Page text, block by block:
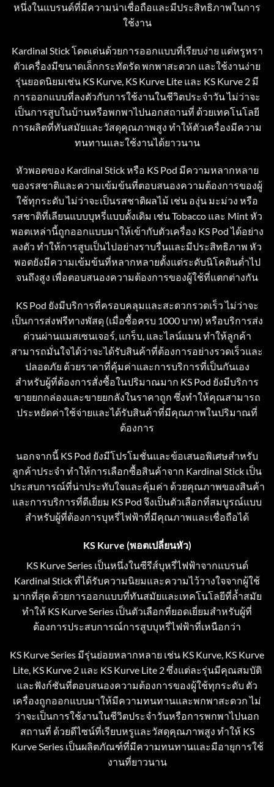
หนึ่งในแบรนด์ที่มีความน่าเชื่อถือและมีประสิทธิภาพในการ
ใช้งาน
Kardinal Stick โดดเด่นด้วยการออกแบบที่เรียบง่าย แต่หรูหรา
ตัวเครื่องมีขนาดเล็กกระทัดรัด พกพาสะดวก และใช้งานง่าย
รุ่นยอดนิยมเช่น KS Kurve, KS Kurve Lite และ KS Kurve 2 มี
การออกแบบที่ลงตัวกับการใช้งานในชีวิตประจำวัน ไม่ว่าจะ
เป็นการสูบในบ้านหรือพกพาไปนอกสถานที่ ด้วยเทคโนโลยี
การผลิตที่ทันสมัยและวัสดุคุณภาพสูง ทำให้ตัวเครื่องมีความ
ทนทานและใช้งานได้ยาวนาน
หัวพอตของ Kardinal Stick หรือ KS Pod มีความหลากหลาย
ของรสชาติและความเข้มข้นที่ตอบสนองความต้องการของผู้
ใช้ทุกระดับ ไม่ว่าจะเป็นรสชาติผลไม้ เช่น องุ่น มะม่วง หรือ
รสชาติที่เลียนแบบบุหรี่แบบดั้งเดิม เช่น Tobacco และ Mint หัว
พอตเหล่านี้ถูกออกแบบมาให้เข้ากับตัวเครื่อง KS Pod ได้อย่าง
ลงตัว ทำให้การสูบเป็นไปอย่างราบรื่นและมีประสิทธิภาพ หัว
พอตยังมีความเข้มข้นที่หลากหลายตั้งแต่ระดับนิโคตินต่ำไป
จนถึงสูง เพื่อตอบสนองความต้องการของผู้ใช้ที่แตกต่างกัน
KS Pod ยังมีบริการที่ครอบคลุมและสะดวกรวดเร็ว ไม่ว่าจะ
เป็นการส่งฟรีทางพัสดุ (เมื่อซื้อครบ 1000 บาท) หรือบริการส่ง
ด่วนผ่านแมสเซนเจอร์, แกร็บ, และไลน์แมน ทำให้ลูกค้า
สามารถมั่นใจได้ว่าจะได้รับสินค้าที่ต้องการอย่างรวดเร็วและ
ปลอดภัย ด้วยราคาที่คุ้มค่าและการบริการที่เป็นกันเอง
สำหรับผู้ที่ต้องการสั่งซื้อในปริมาณมาก KS Pod ยังมีบริการ
ขายยกกล่องและขายยกลังในราคาถูก ซึ่งทำให้คุณสามารถ
ประหยัดค่าใช้จ่ายและได้รับสินค้าที่มีคุณภาพในปริมาณที่
ต้องการ
นอกจากนี้ KS Pod ยังมีโปรโมชั่นและข้อเสนอพิเศษสำหรับ
ลูกค้าประจำ ทำให้การเลือกซื้อสินค้าจาก Kardinal Stick เป็น
ประสบการณ์ที่น่าประทับใจและคุ้มค่า ด้วยคุณภาพของสินค้า
และการบริการที่ดีเยี่ยม KS Pod จึงเป็นตัวเลือกที่สมบูรณ์แบบ
สำหรับผู้ที่ต้องการบุหรี่ไฟฟ้าที่มีคุณภาพและเชื่อถือได้
KS Kurve (พอตเปลี่ยนหัว)
KS Kurve Series เป็นหนึ่งในซีรีส์บุหรี่ไฟฟ้าจากแบรนด์
Kardinal Stick ที่ได้รับความนิยมและความไว้วางใจจากผู้ใช้
มากที่สุด ด้วยการออกแบบที่ทันสมัยและเทคโนโลยีที่ล้ำสมัย
ทำให้ KS Kurve Series เป็นตัวเลือกที่ยอดเยี่ยมสำหรับผู้ที่
ต้องการประสบการณ์การสูบบุหรี่ไฟฟ้าที่เหนือกว่า
KS Kurve Series มีรุ่นย่อยหลากหลาย เช่น KS Kurve, KS Kurve
Lite, KS Kurve 2 และ KS Kurve Lite 2 ซึ่งแต่ละรุ่นมีคุณสมบัติ
และฟังก์ชันที่ตอบสนองความต้องการของผู้ใช้ทุกระดับ ตัว
เครื่องถูกออกแบบมาให้มีความทนทานและพกพาสะดวก ไม่
ว่าจะเป็นการใช้งานในชีวิตประจำวันหรือการพกพาไปนอก
สถานที่ ด้วยดีไซน์ที่เรียบหรูและวัสดุคุณภาพสูง ทำให้ KS
Kurve Series เป็นผลิตภัณฑ์ที่มีความทนทานและมีอายุการใช้
งานที่ยาวนาน